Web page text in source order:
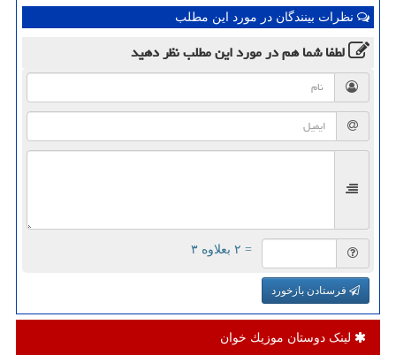
نظرات بینندگان در مورد این مطلب
لطفا شما همدر مورد این مطلبنظر دهید
= ۲ بعلاوه ۳
فرستادن بازخورد
لینک دوستان موزیك خوان